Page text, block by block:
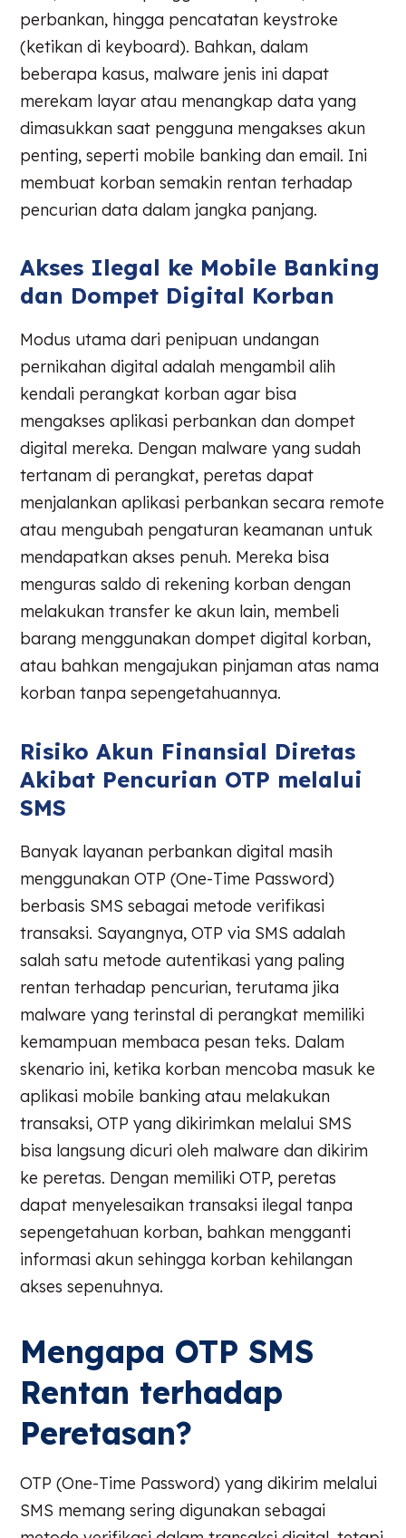
perbankan, hingga pencatatan keystroke
(ketikan di keyboard). Bahkan, dalam
beberapa kasus, malware jenis ini dapat
merekam layar atau menangkap data yang
dimasukkan saat pengguna mengakses akun
penting, seperti mobile banking dan email. Ini
membuat korban semakin rentan terhadap
pencurian data dalam jangka panjang.
Akses Ilegal ke Mobile Banking
dan Dompet Digital Korban
Modus utama dari penipuan undangan
pernikahan digital adalah mengambil alih
kendali perangkat korban agar bisa
mengakses aplikasi perbankan dan dompet
digital mereka. Dengan malware yang sudah
tertanam di perangkat, peretas dapat
menjalankan aplikasi perbankan secara remote
atau mengubah pengaturan keamanan untuk
mendapatkan akses penuh. Mereka bisa
menguras saldo di rekening korban dengan
melakukan transfer ke akun lain, membeli
barang menggunakan dompet digital korban,
atau bahkan mengajukan pinjaman atas nama
korban tanpa sepengetahuannya.
Risiko Akun Finansial Diretas
Akibat Pencurian OTP melalui
SMS
Banyak layanan perbankan digital masih
menggunakan OTP (One-Time Password)
berbasis SMS sebagai metode verifikasi
transaksi. Sayangnya, OTP via SMS adalah
salah satu metode autentikasi yang paling
rentan terhadap pencurian, terutama jika
malware yang terinstal di perangkat memiliki
kemampuan membaca pesan teks. Dalam
skenario ini, ketika korban mencoba masuk ke
aplikasi mobile banking atau melakukan
transaksi, OTP yang dikirimkan melalui SMS
bisa langsung dicuri oleh malware dan dikirim
ke peretas. Dengan memiliki OTP, peretas
dapat menyelesaikan transaksi ilegal tanpa
sepengetahuan korban, bahkan mengganti
informasi akun sehingga korban kehilangan
akses sepenuhnya.
Mengapa OTP SMS
Rentan terhadap
Peretasan?
OTP (One-Time Password) yang dikirim melalui
SMS memang sering digunakan sebagai